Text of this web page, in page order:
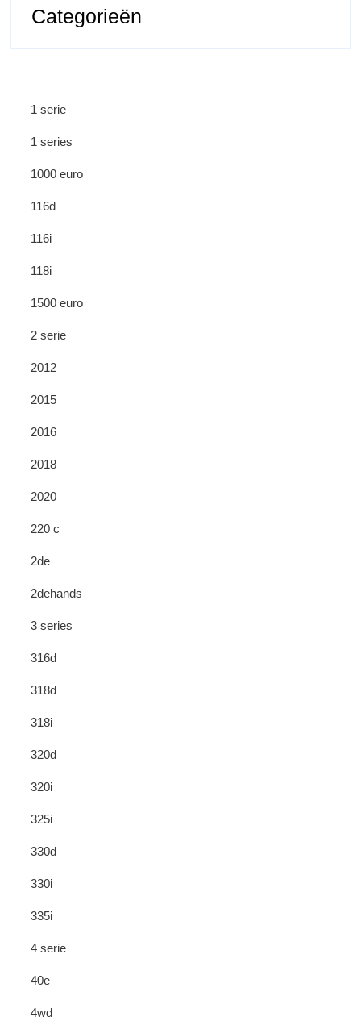
Categorieën
1 serie
1 series
1000 euro
116d
116i
118i
1500 euro
2 serie
2012
2015
2016
2018
2020
220 c
2de
2dehands
3 series
316d
318d
318i
320d
320i
325i
330d
330i
335i
4 serie
40e
4wd